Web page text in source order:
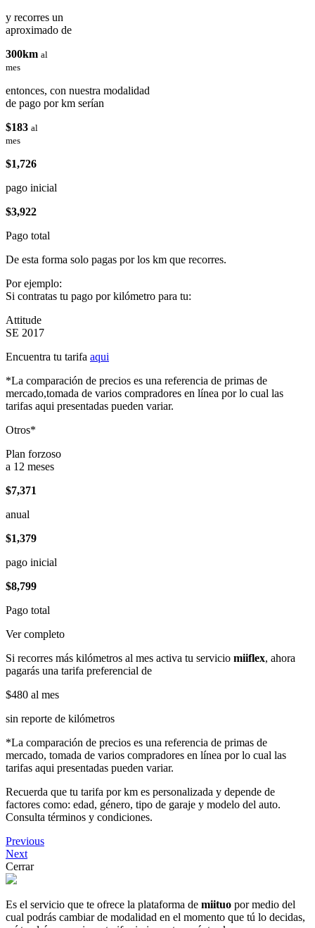
y recorres un
aproximado de
300km al
mes
entonces, con nuestra modalidad
de pago por km serían
$183 al
mes
$1,726
pago inicial
$3,922
Pago total
De esta forma solo pagas por los km que recorres.
Por ejemplo:
Si contratas tu pago por kilómetro para tu:
Attitude
SE 2017
Encuentra tu tarifa aqui
*La comparación de precios es una referencia de primas de
mercado,tomada de varios compradores en línea por lo cual las
tarifas aqui presentadas pueden variar.
Otros*
Plan forzoso
a 12 meses
$7,371
anual
$1,379
pago inicial
$8,799
Pago total
Ver completo
Si recorres más kilómetros al mes activa tu servicio miiflex, ahora
pagarás una tarifa preferencial de
$480 al mes
sin reporte de kilómetros
*La comparación de precios es una referencia de primas de
mercado, tomada de varios compradores en línea por lo cual las
tarifas aqui presentadas pueden variar.
Recuerda que tu tarifa por km es personalizada y depende de
factores como: edad, género, tipo de garaje y modelo del auto.
Consulta términos y condiciones.
Previous
Next
Cerrar
Es el servicio que te ofrece la plataforma de miituo por medio del
cual podrás cambiar de modalidad en el momento que tú lo decidas,